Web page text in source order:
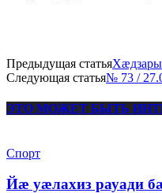
Предыдущая статья
Следующая статья№ 73 /
ЭТО МОЖЕТ БЫТЬ
Спорт
Йæ уæлахиз рауади